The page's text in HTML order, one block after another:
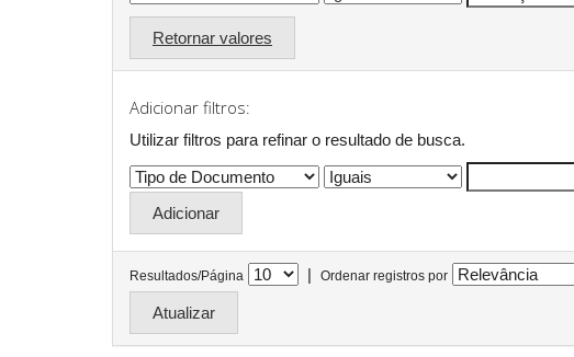
Retornar valores
Adicionar filtros:
Utilizar filtros para refinar o resultado de busca.
Resultados/Página | Ordenar registros por